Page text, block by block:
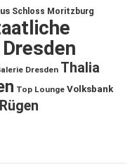
Schloss Moritzburg
Dresden Thalia
Top Lounge Volksbank